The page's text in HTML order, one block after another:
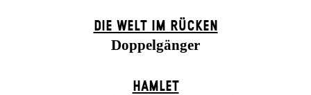
DIE WELT IM RÜCKEN
Doppelgänger
HAMLET